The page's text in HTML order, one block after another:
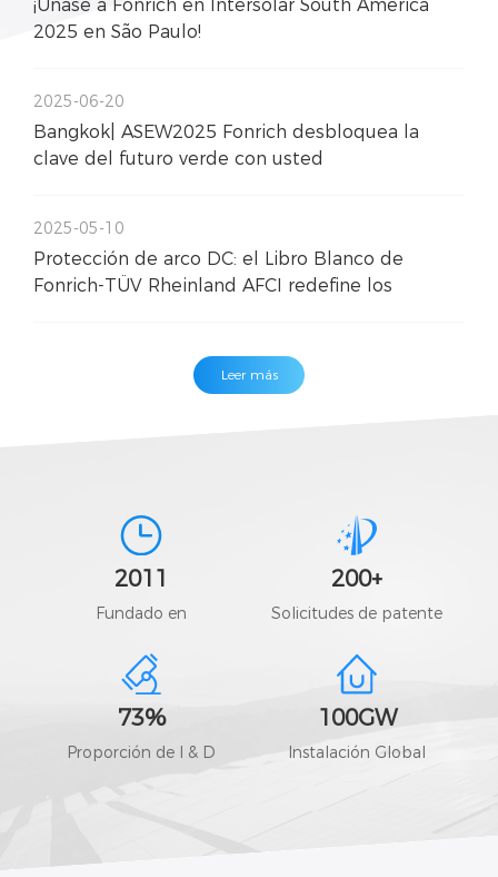
¡Únase a Fonrich en Intersolar South America
2025 en São Paulo!
2025-06-20
Bangkok| ASEW2025 Fonrich desbloquea la
clave del futuro verde con usted
2025-05-10
Protección de arco DC: el Libro Blanco de
Fonrich-TÜV Rheinland AFCI redefine los
Leer más
2011
Fundado en
200+
Solicitudes de patente
73%
Proporción de I & D
100GW
Instalación Global